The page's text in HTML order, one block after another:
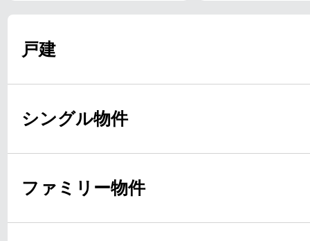
戸建
シングル物件
ファミリー物件